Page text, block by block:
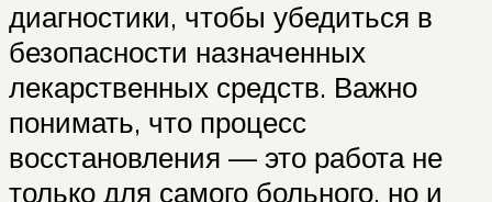
диагностики, чтобы убедиться в
безопасности назначенных
лекарственных средств. Важно
понимать, что процесс
восстановления — это работа не
только для самого больного, но и